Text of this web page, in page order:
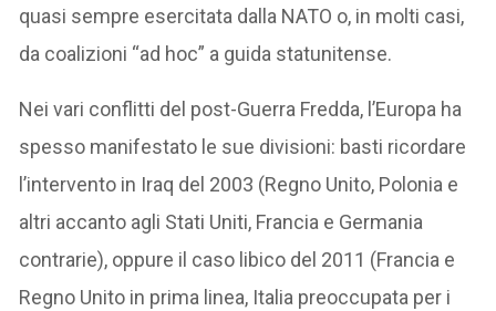
quasi sempre esercitata dalla NATO o, in molti casi,
da coalizioni “ad hoc” a guida statunitense.
Nei vari conflitti del post-Guerra Fredda, l’Europa ha
spesso manifestato le sue divisioni: basti ricordare
l’intervento in Iraq del 2003 (Regno Unito, Polonia e
altri accanto agli Stati Uniti, Francia e Germania
contrarie), oppure il caso libico del 2011 (Francia e
Regno Unito in prima linea, Italia preoccupata per i